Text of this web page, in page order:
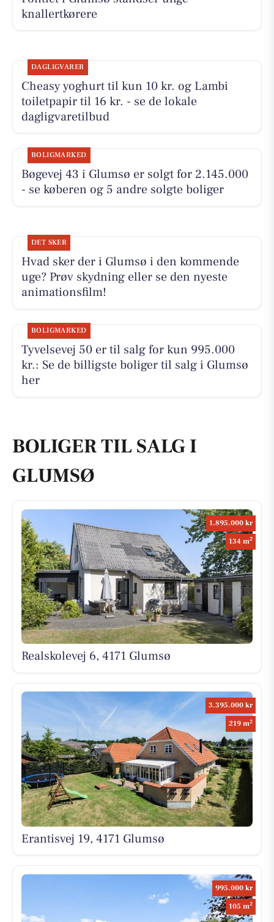
knallertkørere
DAGLIGVARER
Cheasy yoghurt til kun 10 kr. og Lambi
toiletpapir til 16 kr. - se de lokale
dagligvaretilbud
BOLIGMARKED
Bøgevej 43 i Glumsø er solgt for 2.145.000
- se køberen og 5 andre solgte boliger
DET SKER
Hvad sker der i Glumsø i den kommende
uge? Prøv skydning eller se den nyeste
animationsfilm!
BOLIGMARKED
Tyvelsevej 50 er til salg for kun 995.000
kr.: Se de billigste boliger til salg i Glumsø
her
BOLIGER TIL SALG I
GLUMSØ
1.895.000 kr
134 m2
Realskolevej 6, 4171 Glumsø
3.395.000 kr
219 m2
Erantisvej 19, 4171 Glumsø
995.000 kr
105 m2